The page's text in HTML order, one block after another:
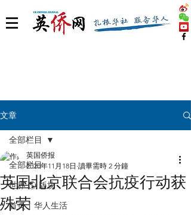
文章
全部栏目
世界 🌎 版块
首页丨华人生活
全部栏目
英国北京联合会抗疫行动获
殊荣
英国侨报
2020年11月18日 讀畢需時 2 分鐘